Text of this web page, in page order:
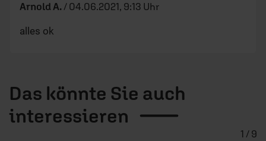
Arnold A. / 04.06.2021, 9:13 Uhr
alles ok
Das könnte Sie auch
interessieren
1 / 9